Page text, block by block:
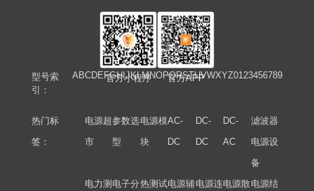
官方小程序 官方APP
型号索
引：
ABCDE FGHIJKLMNOPQRSTUVWXYZ0123456789
热门标
签：
电源超
市
参数选
型
电源模
块
AC-
DC
DC-
DC
DC-
AC
滤波器
电源设
备
电力测 电子分热测试电源辅电源连电源散电源结